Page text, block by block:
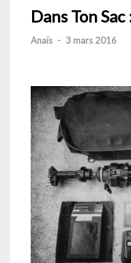
Dans Ton
Anaïs - 3 mars 2016